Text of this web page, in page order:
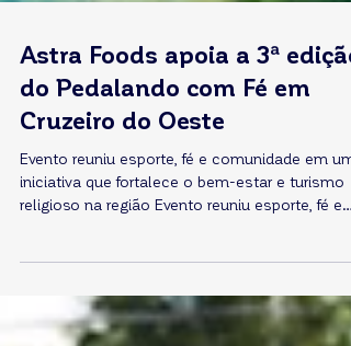
Astra Foods apoia a 3ª edição
do Pedalando com Fé em
Cruzeiro do Oeste
Evento reuniu esporte, fé e comunidade em
comunidade em uma iniciativa que fortalece o
sustentabilidade na região. No último domingo,
dia 12 de abril, a Paróquia Nossa Senhora de